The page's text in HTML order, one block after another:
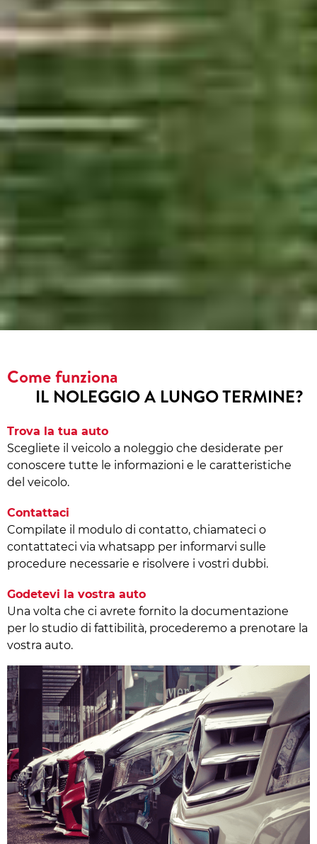
Come funziona
IL NOLEGGIO A LUNGO TERMINE?
Trova la tua auto
Scegliete il veicolo a noleggio che desiderate per
conoscere tutte le informazioni e le caratteristiche
del veicolo.
Contattaci
Compilate il modulo di contatto, chiamateci o
contattateci via whatsapp per informarvi sulle
procedure necessarie e risolvere i vostri dubbi.
Godetevi la vostra auto
Una volta che ci avrete fornito la documentazione
per lo studio di fattibilità, procederemo a prenotare la
vostra auto.